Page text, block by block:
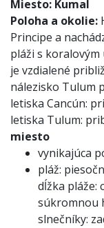
Miesto: Kumal
Poloha a okolie:
Principe a
pláži s koralovým
je vzdialené
nálezisko Tulum
letiska Cancún:
letiska Tulum:
miesto
vynikajúca
pláž:
dĺžka pláže:
súkromnou
slnečníky: